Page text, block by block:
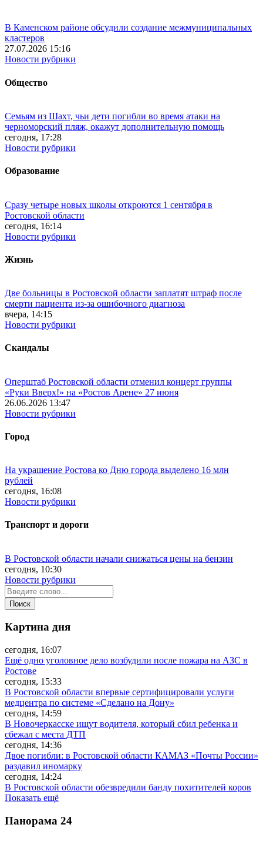
В Каменском районе обсудили создание межмуниципальных
кластеров
27.07.2026 15:16
Новости рубрики
Общество
Семьям из Шахт, чьи дети погибли во время атаки на
черноморский пляж, окажут дополнительную помощь
сегодня, 17:28
Новости рубрики
Образование
Сразу четыре новых школы откроются 1 сентября в
Ростовской области
сегодня, 16:14
Новости рубрики
Жизнь
Две больницы в Ростовской области заплатят штраф после
смерти пациента из-за ошибочного диагноза
вчера, 14:15
Новости рубрики
Скандалы
Оперштаб Ростовской области отменил концерт группы
«Руки Вверх!» на «Ростов Арене» 27 июня
26.06.2026 13:47
Новости рубрики
Город
На украшение Ростова ко Дню города выделено 16 млн
рублей
сегодня, 16:08
Новости рубрики
Транспорт и дороги
В Ростовской области начали снижаться цены на бензин
сегодня, 10:30
Новости рубрики
Картина дня
сегодня, 16:07
Ещё одно уголовное дело возбудили после пожара на АЗС в
Ростове
сегодня, 15:33
В Ростовской области впервые сертифицировали услуги
медцентра по системе «Сделано на Дону»
сегодня, 14:59
В Новочеркасске ищут водителя, который сбил ребенка и
сбежал с места ДТП
сегодня, 14:36
Двое погибли: в Ростовской области КАМАЗ «Почты России»
раздавил иномарку
сегодня, 14:24
В Ростовской области обезвредили банду похитителей коров
Показать ещё
Панорама 24